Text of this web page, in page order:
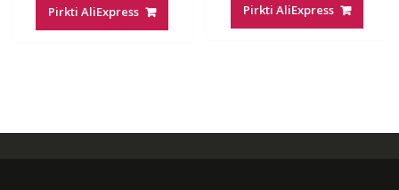
36.78 €.
18.39 €.
Pirkti AliExpress Pirkti AliExpress